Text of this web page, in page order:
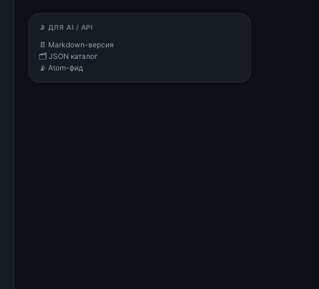
📡 ДЛЯ AI / API
📄 Markdown-версия
🗂 JSON каталог
📡 Atom-фид